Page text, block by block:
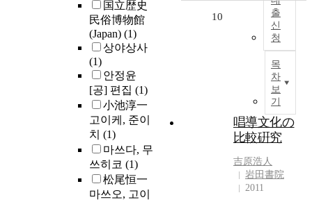
国立歴史
民俗博物館
(Japan) (1)
상야상사
(1)
안정윤
[공] 편집 (1)
小池淳一
고이케, 준이
치 (1)
마쓰다, 무
쓰히코 (1)
松尾恒一
마쓰오, 고이
출
신
청
목
차
보
기
10
唱導文化の
比較硏究
吉原浩人
岩田書院
2011